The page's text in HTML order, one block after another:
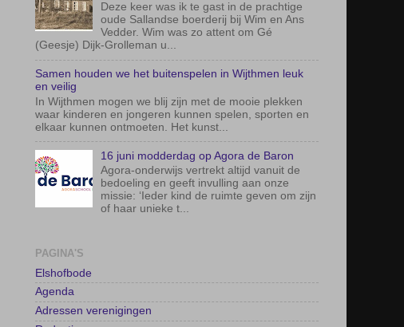
Deze keer was ik te gast in de prachtige
oude Sallandse boerderij bij Wim en Ans
Vedder. Wim was zo attent om Gé
(Geesje) Dijk-Grolleman u...
Samen houden we het buitenspelen in Wijthmen leuk
en veilig
In Wijthmen mogen we blij zijn met de mooie plekken
waar kinderen en jongeren kunnen spelen, sporten en
elkaar kunnen ontmoeten. Het kunst...
16 juni modderdag op Agora de Baron
Agora-onderwijs vertrekt altijd vanuit de
bedoeling en geeft invulling aan onze
missie: ‘Ieder kind de ruimte geven om zijn
of haar unieke t...
PAGINA'S
Elshofbode
Agenda
Adressen verenigingen